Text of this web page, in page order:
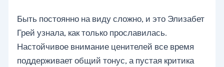
Быть постоянно на виду сложно, и это Элизабет
Грей узнала, как только прославилась.
Настойчивое внимание ценителей все время
поддерживает общий тонус, а пустая критика